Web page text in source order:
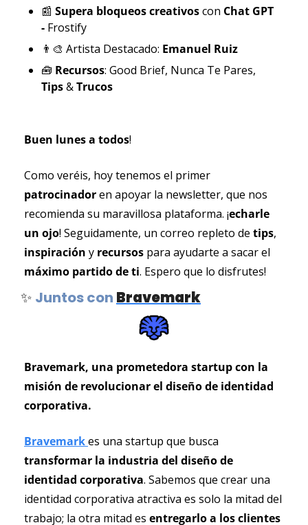
📰 Supera bloqueos creativos con Chat GPT
- Frostify
👨‍🎨 Artista Destacado: Emanuel Ruiz
🧰 Recursos
Tips & Trucos
Buen lunes a todos!
patrocinador en apoyar la newsletter, que nos
recomienda su maravillosa plataforma. ¡echarle
un ojo! Seguidamente, un correo repleto de tips
inspiración y recursos
máximo partido de ti. Espero que lo disfrutes!
✨ Juntos con Bravemark
Bravemark, una prometedora startup con la
misión de revolucionar el diseño de identidad
corporativa.
Bravemark es una startup que busca
transformar la industria del diseño de
identidad corporativa. Sabemos que crear una
identidad corporativa atractiva es solo la mitad del
trabajo; la otra mitad es entregarlo a los clientes